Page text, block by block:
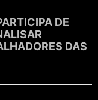
DE
DAS